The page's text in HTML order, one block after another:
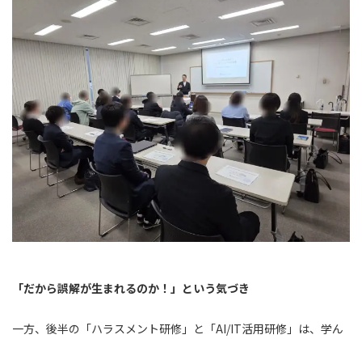
「だから誤解が生まれるのか！」という気づき
一方、後半の「ハラスメント研修」と「AI/IT活用研修」は、学ん